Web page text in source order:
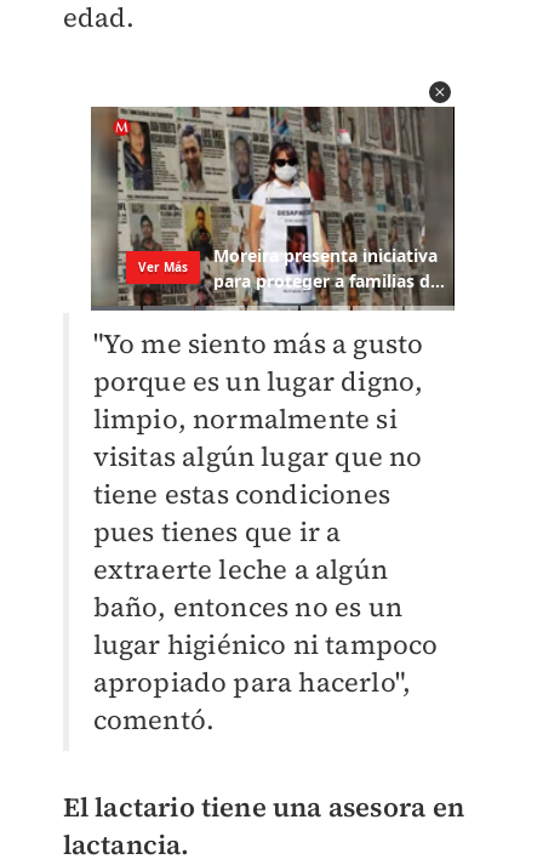
edad.
"Yo me siento más a gusto
porque es un lugar digno,
limpio, normalmente si
visitas algún lugar que no
tiene estas condiciones
pues tienes que ir a
extraerte leche a algún
baño, entonces no es un
lugar higiénico ni tampoco
apropiado para hacerlo",
comentó.
El lactario tiene una asesora en
lactancia.